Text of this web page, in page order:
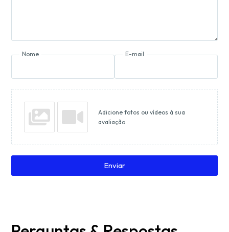
Nome E-mail
Adicione fotos ou vídeos à sua
avaliação
Enviar